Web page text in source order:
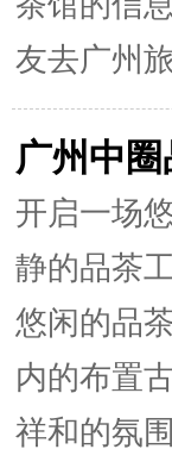
友去广州
广州中
开启一场
静的品茶
悠闲的品
内的布置
祥和的氛